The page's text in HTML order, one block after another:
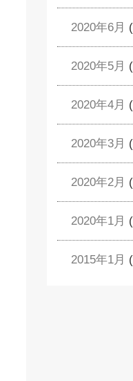
2020年6月
2020年5月
2020年4月
2020年3月
2020年2月
2020年1月
2015年1月